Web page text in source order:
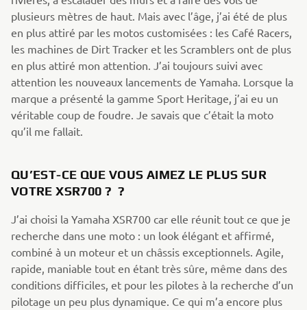
plusieurs mètres de haut. Mais avec l’âge, j’ai été de plus
en plus attiré par les motos customisées : les Café Racers,
les machines de Dirt Tracker et les Scramblers ont de plus
en plus attiré mon attention. J’ai toujours suivi avec
attention les nouveaux lancements de Yamaha. Lorsque la
marque a présenté la gamme Sport Heritage, j’ai eu un
véritable coup de foudre. Je savais que c’était la moto
qu’il me fallait.
QU’EST-CE QUE VOUS AIMEZ LE PLUS SUR
VOTRE XSR700 ? ?
J’ai choisi la Yamaha XSR700 car elle réunit tout ce que je
recherche dans une moto : un look élégant et affirmé,
combiné à un moteur et un châssis exceptionnels. Agile,
rapide, maniable tout en étant très sûre, même dans des
conditions difficiles, et pour les pilotes à la recherche d’un
pilotage un peu plus dynamique. Ce qui m’a encore plus